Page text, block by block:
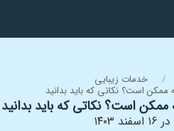
خدمات زیبایی
ممکن است؟ نکاتی که باید بدانید
ممکن است؟ نکاتی که باید بدانید